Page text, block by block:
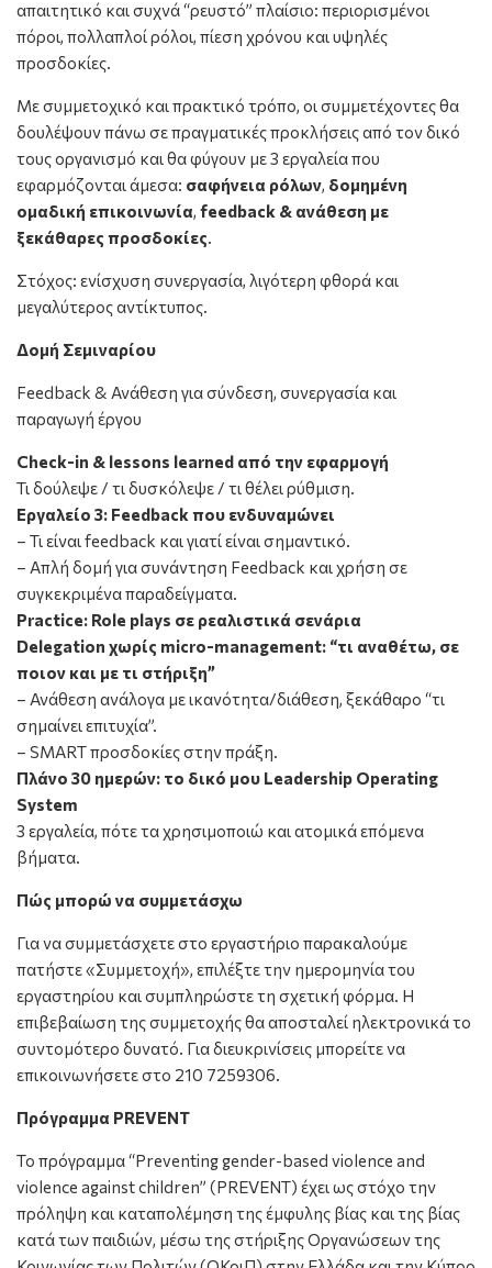
απαιτητικό και συχνά “ρευστό” πλαίσιο: περιορισμένοι
πόροι, πολλαπλοί ρόλοι, πίεση χρόνου και υψηλές
προσδοκίες.
Με συμμετοχικό και πρακτικό τρόπο, οι συμμετέχοντες θα
δουλέψουν πάνω σε πραγματικές προκλήσεις από τον δικό
τους οργανισμό και θα φύγουν με 3 εργαλεία που
εφαρμόζονται άμεσα: σαφήνεια ρόλων, δομημένη
ομαδική επικοινωνία, feedback & ανάθεση με
ξεκάθαρες προσδοκίες.
Στόχος: ενίσχυση συνεργασία, λιγότερη φθορά και
μεγαλύτερος αντίκτυπος.
Δομή Σεμιναρίου
Feedback & Ανάθεση για σύνδεση, συνεργασία και
παραγωγή έργου
Check-in & lessons learned από την εφαρμογή
Τι δούλεψε / τι δυσκόλεψε / τι θέλει ρύθμιση.
Εργαλείο 3: Feedback που ενδυναμώνει
– Τι είναι feedback και γιατί είναι σημαντικό.
– Απλή δομή για συνάντηση Feedback και χρήση σε
συγκεκριμένα παραδείγματα.
Practice: Role plays σε ρεαλιστικά σενάρια
Delegation χωρίς micro-management: “τι αναθέτω, σε
ποιον και με τι στήριξη”
– Ανάθεση ανάλογα με ικανότητα/διάθεση, ξεκάθαρο “τι
σημαίνει επιτυχία”.
– SMART προσδοκίες στην πράξη.
Πλάνο 30 ημερών: το δικό μου Leadership Operating
System
3 εργαλεία, πότε τα χρησιμοποιώ και ατομικά επόμενα
βήματα.
Πώς μπορώ να συμμετάσχω
Για να συμμετάσχετε στο εργαστήριο παρακαλούμε
πατήστε «Συμμετοχή», επιλέξτε την ημερομηνία του
εργαστηρίου και συμπληρώστε τη σχετική φόρμα. Η
επιβεβαίωση της συμμετοχής θα αποσταλεί ηλεκτρονικά το
συντομότερο δυνατό. Για διευκρινίσεις μπορείτε να
επικοινωνήσετε στο 210 7259306.
Πρόγραμμα PREVENT
Το πρόγραμμα “Preventing gender-based violence and
violence against children” (PREVENT) έχει ως στόχο την
πρόληψη και καταπολέμηση της έμφυλης βίας και της βίας
κατά των παιδιών, μέσω της στήριξης Οργανώσεων της